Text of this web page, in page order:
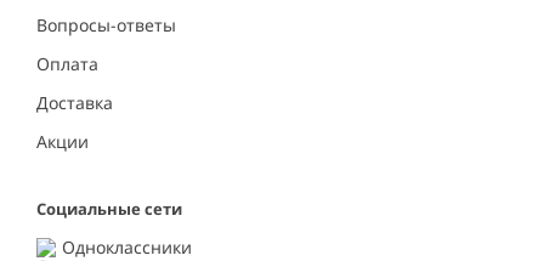
Вопросы-ответы
Оплата
Доставка
Акции
Социальные сети
Одноклассники